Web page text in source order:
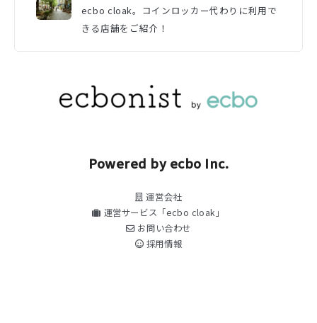
ecbo cloak。コインロッカー代わりに利用で
きる店舗をご紹介！
Powered by ecbo Inc.
運営会社
運営サービス「ecbo cloak」
お問い合わせ
採用情報